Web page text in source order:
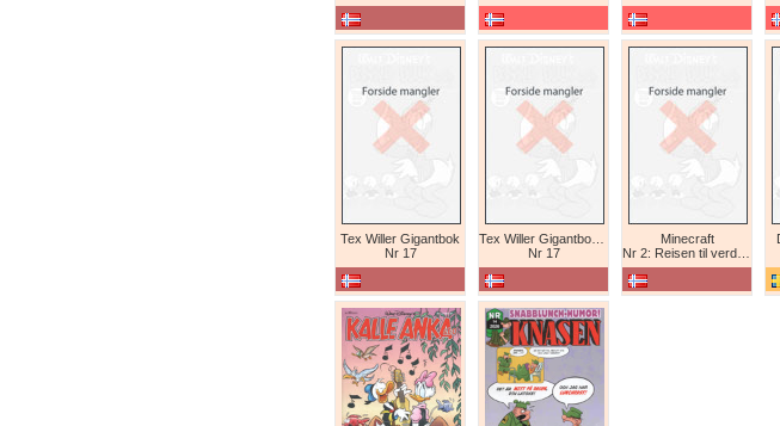
Tex Willer Gigantbok
Nr 17
Nr 17
Minecraft
Nr 2: Reisen til verdens ende